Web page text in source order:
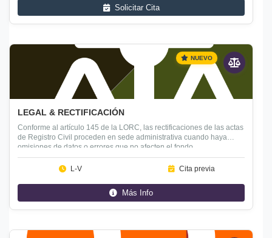
Solicitar Cita
NUEVO
LEGAL & RECTIFICACIÓN
Conforme al artículo 145 de la LORC, las rectificaciones de las actas
de Registro Civil proceden en sede administrativa cuando haya
omisiones de datos o errores que no afecten el fondo.
L-V Cita previa
Más Info